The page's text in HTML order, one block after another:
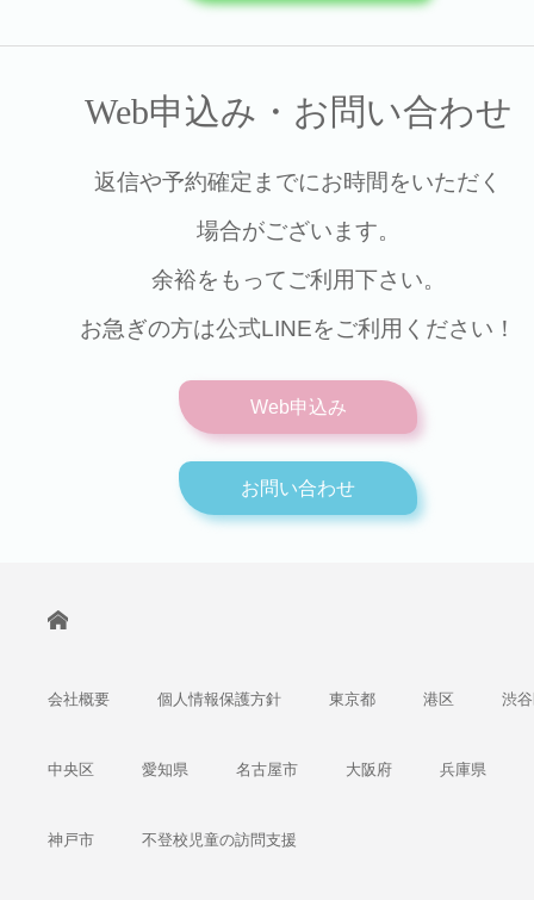
Web申込み・お問い合わせ
返信や予約確定までにお時間をいただく
場合がございます。
余裕をもってご利用下さい。
お急ぎの方は公式LINEをご利用ください！
Web申込み
お問い合わせ
会社概要 個人情報保護方針 東京都 港区 渋
中央区 愛知県 名古屋市 大阪府 兵庫県
神戸市 不登校児童の訪問支援